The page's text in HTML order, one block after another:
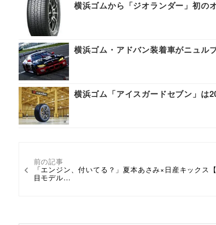
前の記事
「エンジン、付いてる？」夏本あさみ×日産キックス
目モデル…
横浜ゴムから「ジオランダー」初
横浜ゴム・アドバン装着車がニュル
横浜ゴム「アイスガードセブン」は